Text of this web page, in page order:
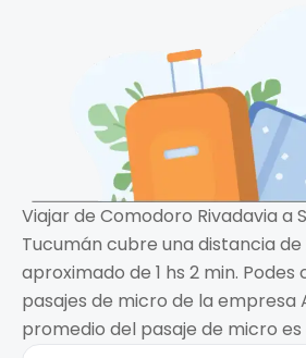
Viajar de Comodoro Rivadavia a
Tucumán cubre una distancia de
aproximado de 1 hs 2 min.
pasajes de micro de la empresa
promedio del pasaje de micro es